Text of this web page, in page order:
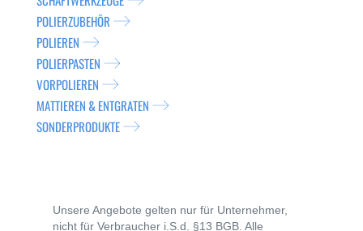
POLIERZUBEHÖR
POLIEREN
POLIERPASTEN
VORPOLIEREN
MATTIEREN & ENTGRATEN
SONDERPRODUKTE
Unsere Angebote gelten nur für Unternehmer,
nicht für Verbraucher i.S.d. §13 BGB. Alle